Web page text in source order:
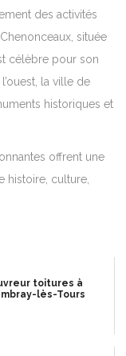
des activités
située
célèbre pour son
la ville de
historiques et
offrent une
histoire, culture,
toitures à
lès-Tours